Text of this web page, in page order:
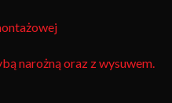
narożną oraz z wysuwem.